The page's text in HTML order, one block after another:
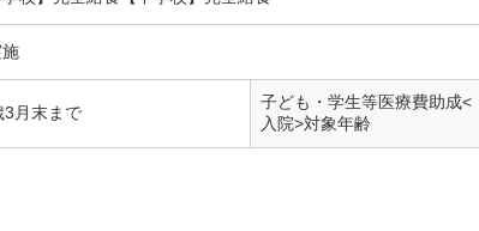
3月末まで
子ども・学生等医療費助成<
入院>対象年齢